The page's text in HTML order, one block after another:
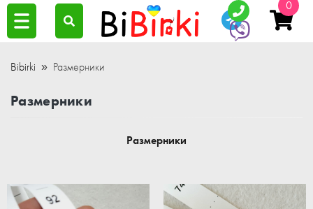
0
Bibirki Размерники
Размерники
Размерники